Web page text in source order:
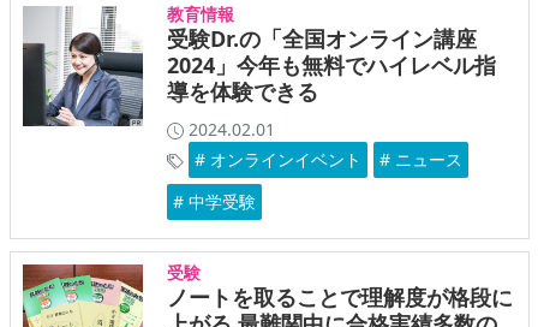
教育情報
受験Dr.の「全国オンライン講座
2024」今年も無料でハイレベル指
導を体験できる
2024.02.01
# オンラインイベント
# ニュース
# 中学受験
受験
ノートを取ることで理解度が格段に